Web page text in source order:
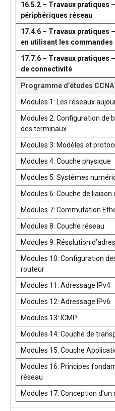
16.5.2 – Travaux pratiques
périphériques réseau
17.4.6 – Travaux pratiques
en utilisant les
17.7.6 – Travaux pratiques
de connectivité
Programme d’études
Modules 1: Les réseaux
Modules 2: Configuration de
des terminaux
Modules 3: Modèles et
Modules 4: Couche physique
Modules 5: Systèmes
Modules 6: Couche de liaison
Modules 7: Commutation
Modules 8: Couche réseau
Modules 9: Résolution
Modules 10: Configuration
routeur
Modules 11: Adressage IPv4
Modules 12: Adressage IPv6
Modules 13: ICMP
Modules 14: Couche de
Modules 15: Couche
Modules 16: Principes
réseau
Modules 17: Conception